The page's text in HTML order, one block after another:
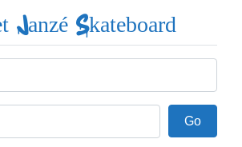
Janzé Skateboard
GoGo